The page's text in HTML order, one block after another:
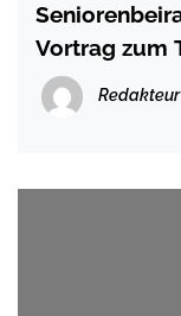
Vortrag zum
Redakteur